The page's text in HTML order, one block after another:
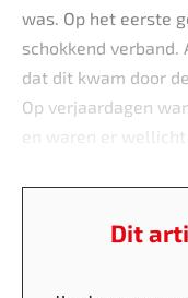
was. Op het eerste
schokkend
dat dit kwam door
Op verjaardagen
en waren er
Dit